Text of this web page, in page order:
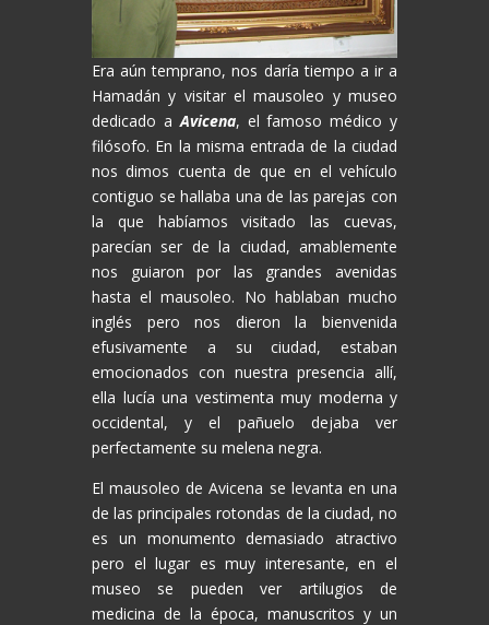
Era aún temprano, nos daría tiempo a ir a
Hamadán y visitar el mausoleo y museo
dedicado aAvicena, el famoso médico y
filósofo. En la misma entrada de la ciudad
nos dimos cuenta de que en el vehículo
contiguo se hallaba una de las parejas con
la que habíamos visitado las cuevas,
parecían ser de la ciudad, amablemente
nos guiaron por las grandes avenidas
hasta el mausoleo. No hablaban mucho
inglés pero nos dieron la bienvenida
efusivamente a su ciudad, estaban
emocionados con nuestra presencia allí,
ella lucía una vestimenta muy moderna y
occidental, y el pañuelo dejaba ver
perfectamente su melena negra.
El mausoleo de Avicena se levanta en una
de las principales rotondas de la ciudad, no
es un monumento demasiado atractivo
pero el lugar es muy interesante, en el
museo se pueden ver artilugios de
medicina de la época, manuscritos y un